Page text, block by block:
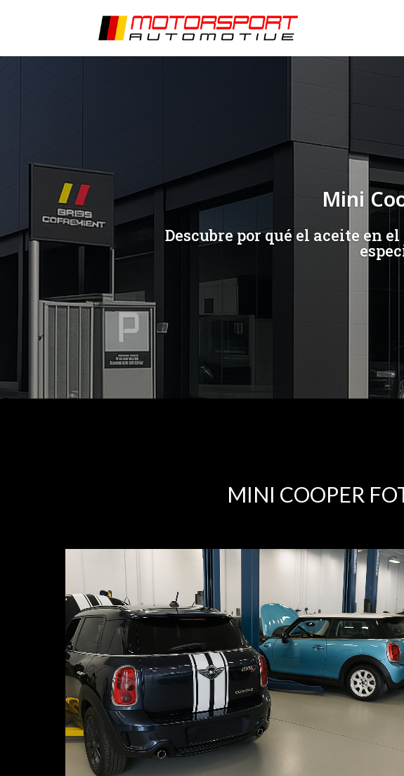
Mini
Descubre por qué el aceite en
MINI COOPER